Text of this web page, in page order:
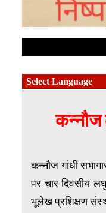
कन्नौज
कन्नौज गांधी
पर चार दिवसीय
भूलेख प्रशिक्षण